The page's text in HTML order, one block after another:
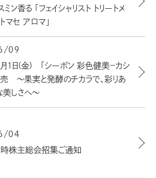
ミン香る 「フェイシャリスト トリートメ
マセ アロマ」
09
1日(金) 「シーボン 彩色健美－カシ
売 ～果実と発酵のチカラで、彩りあ
美しさへ～
04
株主総会招集ご通知